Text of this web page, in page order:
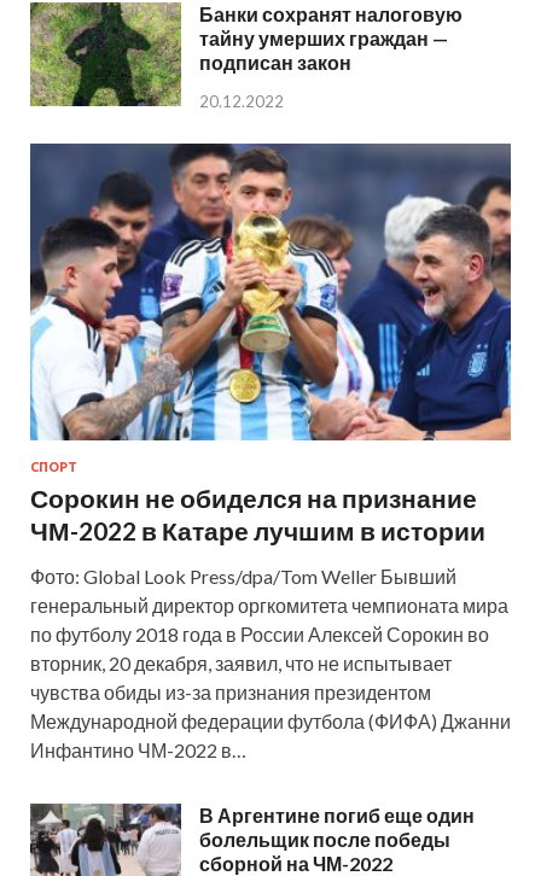
Банки сохранят налоговую
тайну умерших граждан —
подписан закон
20.12.2022
СПОРТ
Сорокин не обиделся на признание
ЧМ-2022 в Катаре лучшим в истории
Фото: Global Look Press/dpa/Tom Weller Бывший
генеральный директор оргкомитета чемпионата мира
по футболу 2018 года в России Алексей Сорокин во
вторник, 20 декабря, заявил, что не испытывает
чувства обиды из-за признания президентом
Международной федерации футбола (ФИФА) Джанни
Инфантино ЧМ-2022 в…
В Аргентине погиб еще один
болельщик после победы
сборной на ЧМ-2022